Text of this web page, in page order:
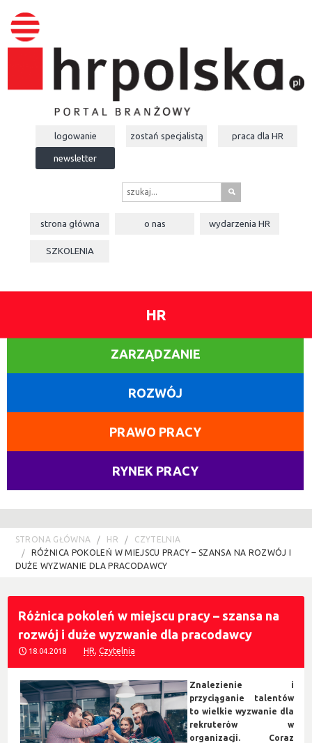
logowanie zostań specjalistą praca dla HR
newsletter
s
strona główna o nas wydarzeniaHR
SZKOLENIA
HR
ZARZĄDZANIE
ROZWÓJ
PRAWO PRACY
RYNEK PRACY
STRONA GŁÓWNA HR
CZYTELNIA
RÓŻNICA POKOLEŃ W MIEJSCU PRACY – SZANSA NA ROZWÓJ I
DUŻE WYZWANIE DLA PRACODAWCY
Różnica pokoleń w miejscu pracy – szansa na
rozwój i duże wyzwanie dla pracodawcy
18.04.2018 HR,Czytelnia
Znalezienie i
przyciąganie talentów
to wielkie wyzwanie dla
rekruterów w
organizacji. Coraz